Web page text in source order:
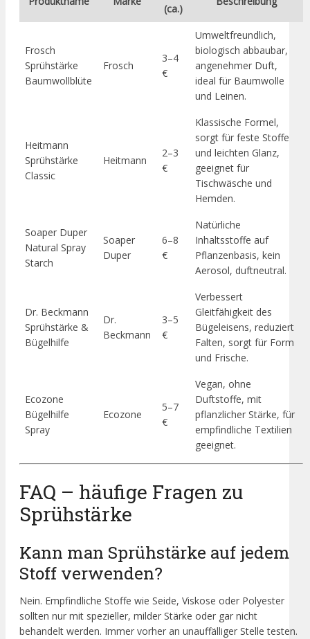
(ca.)
Frosch
Sprühstärke
Baumwollblüte
Frosch
3–4
€
Umweltfreundlich,
biologisch abbaubar,
angenehmer Duft,
ideal für Baumwolle
und Leinen.
Heitmann
Sprühstärke
Classic
Heitmann
2–3
€
Klassische Formel,
sorgt für feste Stoffe
und leichten Glanz,
geeignet für
Tischwäsche und
Hemden.
Soaper Duper
Natural Spray
Starch
Soaper
Duper
6–8
€
Natürliche
Inhaltsstoffe auf
Pflanzenbasis, kein
Aerosol, duftneutral.
Dr. Beckmann
Sprühstärke &
Bügelhilfe
Dr.
Beckmann
3–5
€
Verbessert
Gleitfähigkeit des
Bügeleisens, reduziert
Falten, sorgt für Form
und Frische.
Ecozone
Bügelhilfe
Spray
Ecozone
5–7
€
Vegan, ohne
Duftstoffe, mit
pflanzlicher Stärke, für
empfindliche Textilien
geeignet.
FAQ – häufige Fragen zu
Sprühstärke
Kann man Sprühstärke auf jedem
Stoff verwenden?
Nein. Empfindliche Stoffe wie Seide, Viskose oder Polyester
sollten nur mit spezieller, milder Stärke oder gar nicht
behandelt werden. Immer vorher an unauffälliger Stelle testen.